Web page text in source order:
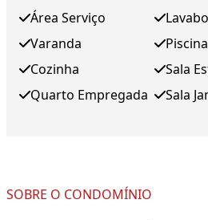
Área Serviço
Varanda
Cozinha
Quarto Empregada
Lavabo
Piscina
Sala
Sala
SOBRE O CONDOMÍNIO